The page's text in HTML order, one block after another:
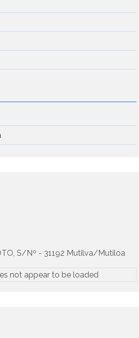
S/Nº - 31192 Mutilva/Mutiloa
not appear to be loaded